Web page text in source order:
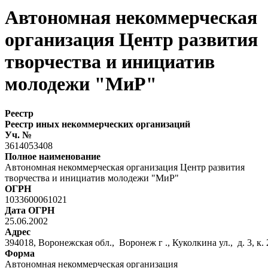
Автономная некоммерческая
организация Центр развития
творчества и инициатив
молодежи "МиР"
Реестр
Реестр иных некоммерческих организаций
Уч. №
3614053408
Полное наименование
Автономная некоммерческая организация Центр развития
творчества и инициатив молодежи "МиР"
ОГРН
1033600061021
Дата ОГРН
25.06.2002
Адрес
394018, Воронежская обл., Воронеж г ., Куколкина ул., д. 3, к.
Форма
Автономная некоммерческая организация